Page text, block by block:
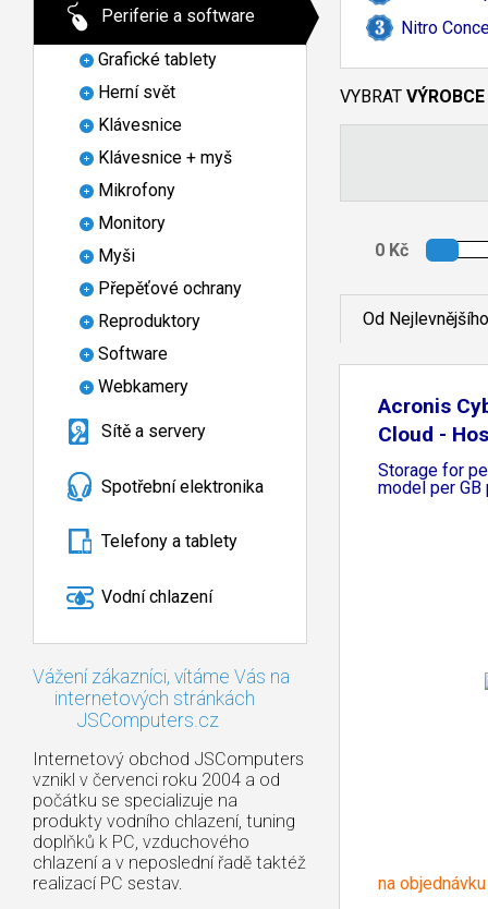
Periferie a software
Grafické tablety
Herní svět
Klávesnice
Klávesnice + myš
Mikrofony
Monitory
Myši
Přepěťové ochrany
Reproduktory
Software
Webkamery
Sítě a servery
Spotřební elektronika
Telefony a tablety
Vodní chlazení
Vážení zákazníci, vítáme Vás na
internetových stránkách
JSComputers.cz
Internetový obchod JSComputers
vznikl v červenci roku 2004 a od
počátku se specializuje na
produkty vodního chlazení, tuning
doplňků k PC, vzduchového
chlazení a v neposlední řadě taktéž
realizací PC sestav.
Nitro
VYBRAT VÝROBCE
Od Nejlevnějšího
Acronis
Cloud -
Storage for
model per GB
na objednávku